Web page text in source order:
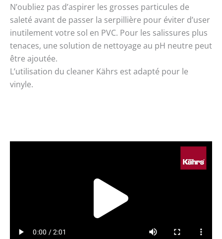
N’oubliez pas d’aspirer les grosses particules de
saleté avant de passer la serpillière pour éviter d’user
inutilement votre sol en PVC. Pour les salissures plus
tenaces, une solution de nettoyage au pH neutre peut
être ajoutée.
L’utilisation du cleaner Kährs est adapté pour le
vinyle.
Play